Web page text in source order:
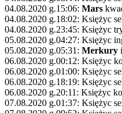
04.08.2020 g.15:06: Mars
04.08.2020 g.18:02: Księżyc
04.08.2020 g.23:45: Księżyc
05.08.2020 g.04:27: Księżyc
05.08.2020 g.05:31: Merkury
06.08.2020 g.00:12: Księżyc
06.08.2020 g.01:00: Księżyc
06.08.2020 g.18:19: Księżyc
06.08.2020 g.20:11: Księżyc
07.08.2020 g.01:37: Księżyc